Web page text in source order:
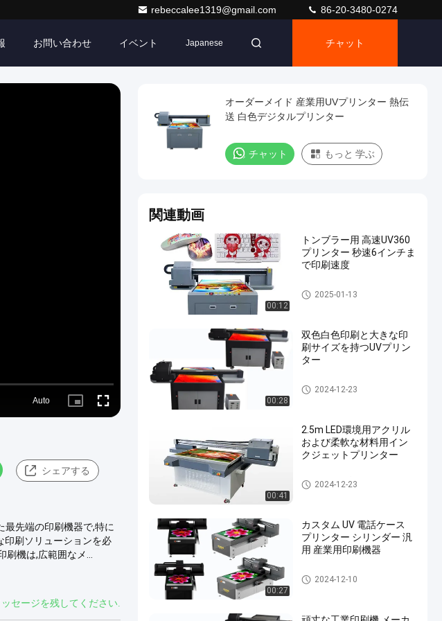
rebeccalee1319@gmail.com 86-20-3480-0274
お問い合わせ イベント Japanese チャット
Auto
Picture- Fullscreen
シェアする
最先端の印刷機器で,特に
印刷ソリューションを必
機は,広範囲なメ...
ッセージを残してください.
オーダーメイド 産業用UVプリンター 熱伝
送 白色デジタルプリンター
チャット もっと 学ぶ
関連動画
00:12
トンブラー用 高速UV360
プリンター 秒速6インチま
で印刷速度
工業印刷機
2025-01-13
00:28
双色白色印刷と大きな印
刷サイズを持つUVプリン
ター
紫外線平面プリンター
2024-12-23
00:41
2.5m LED環境用アクリル
および柔軟な材料用イン
クジェットプリンター
紫外線平面プリンター
2024-12-23
00:27
カスタム UV 電話ケース
プリンター シリンダー 汎
用 産業用印刷機器
工業印刷機
2024-12-10